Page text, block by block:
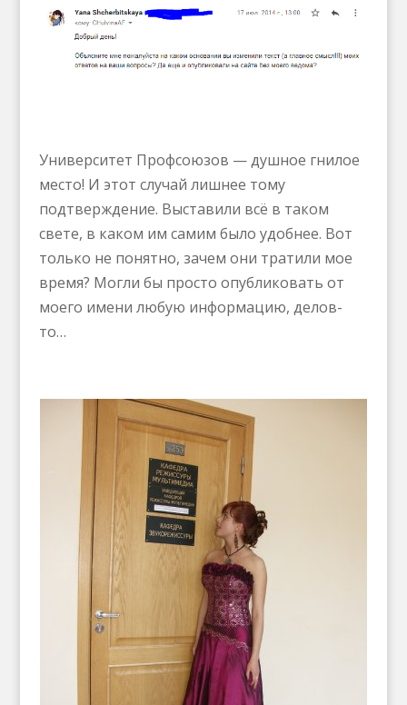
Университет Профсоюзов — душное гнилое
место! И этот случай лишнее тому
подтверждение. Выставили всё в таком
свете, в каком им самим было удобнее. Вот
только не понятно, зачем они тратили мое
время? Могли бы просто опубликовать от
моего имени любую информацию, делов-
то…